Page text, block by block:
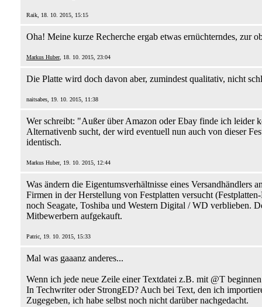
Raik, 18. 10. 2015, 15:15
Oha! Meine kurze Recherche ergab etwas ernüchterndes,
Markus Huber, 18. 10. 2015, 23:04
Die Platte wird doch davon aber, zumindest qualitativ, nicht
naitsabes, 19. 10. 2015, 11:38
Wer schreibt: "Außer über Amazon oder Ebay finde ich leider
Alternativenb sucht, der wird eventuell nun auch von dieser
identisch.
Markus Huber, 19. 10. 2015, 12:44
Was ändern die Eigentumsverhältnisse eines Versandhändlers
Firmen in der Herstellung von Festplatten versucht
noch Seagate, Toshiba und Western Digital / WD verblieben.
Mitbewerbern aufgekauft.
Patric, 19. 10. 2015, 15:33
Mal was gaaanz anderes...
Wenn ich jede neue Zeile einer Textdatei z.B. mit @T
In Techwriter oder StrongED? Auch bei Text, den ich
Zugegeben, ich habe selbst noch nicht darüber nachgedacht.